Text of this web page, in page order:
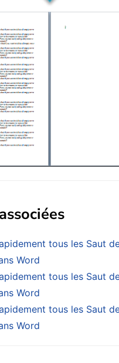
tous les Saut
Word
tous les Saut
Word
tous les Saut
Word